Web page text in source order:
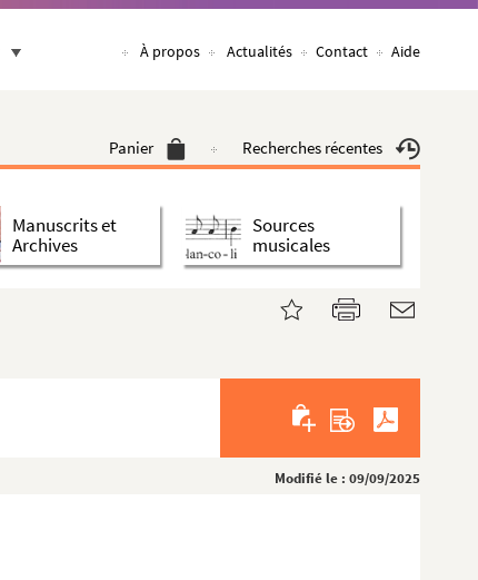
À propos Actualités Contact Aide
Panier Recherches récentes
Manuscrits et
Archives
Sources
musicales
Modifié le : 09/09/2025